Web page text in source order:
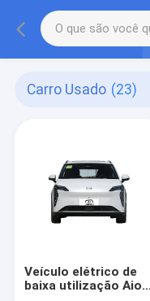
Carro Usado (23)
Veículo elétrico de
baixa utilização Aion